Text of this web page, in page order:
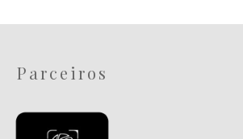
Parceiros